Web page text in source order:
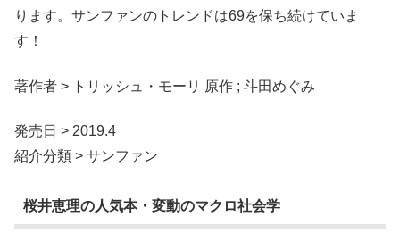
ります。サンファンのトレンドは69を保ち続けていま
す！
著作者 > トリッシュ・モーリ 原作 ; 斗田めぐみ
発売日 > 2019.4
紹介分類 > サンファン
桜井恵理の人気本・変動のマクロ社会学